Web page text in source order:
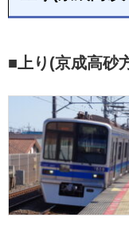
■上り(京成高砂